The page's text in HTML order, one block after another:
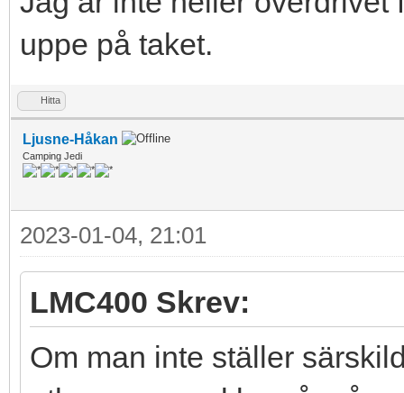
uppe på taket.
Hitta
Ljusne-Håkan
Camping Jedi
2023-01-04, 21:01
LMC400 Skrev:
Om man inte ställer